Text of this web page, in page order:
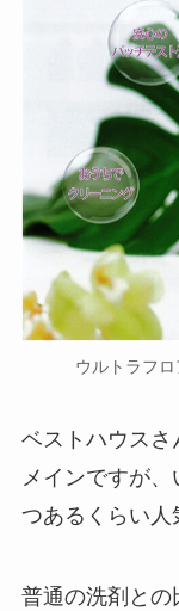
ウルトラフロ
ベストハウス
メインですが
つあるくらい人
普通の洗剤との